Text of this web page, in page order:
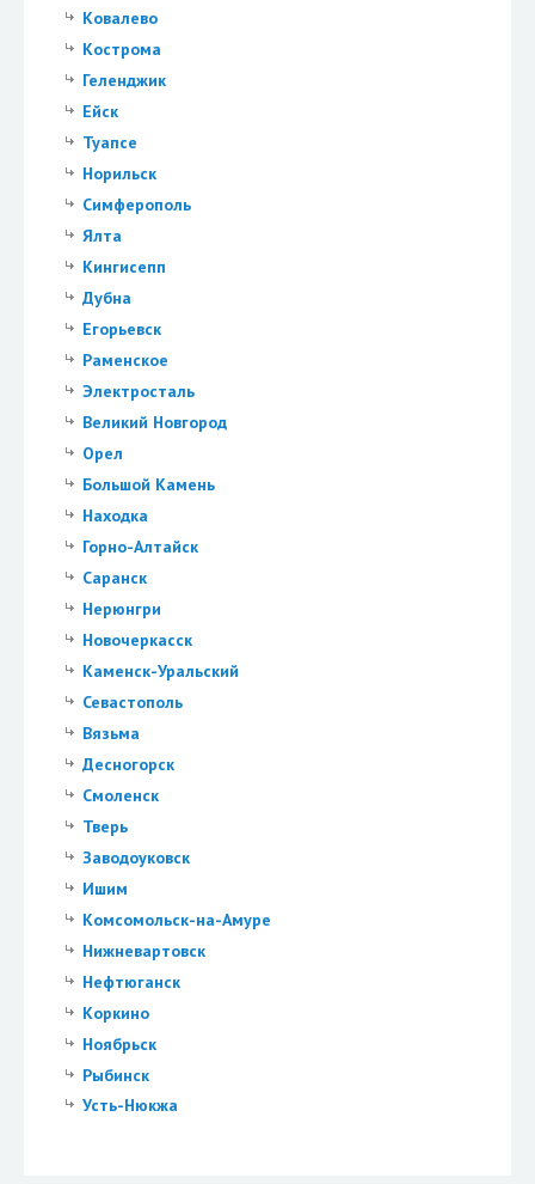
Ковалево
Кострома
Геленджик
Ейск
Туапсе
Норильск
Симферополь
Ялта
Кингисепп
Дубна
Егорьевск
Раменское
Электросталь
Великий Новгород
Орел
Большой Камень
Находка
Горно-Алтайск
Саранск
Нерюнгри
Новочеркасск
Каменск-Уральский
Севастополь
Вязьма
Десногорск
Смоленск
Тверь
Заводоуковск
Ишим
Комсомольск-на-Амуре
Нижневартовск
Нефтюганск
Коркино
Ноябрьск
Рыбинск
Усть-Нюкжа